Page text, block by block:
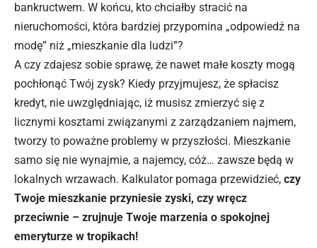
bankructwem. W końcu, kto chciałby stracić na
nieruchomości, która bardziej przypomina „odpowiedź na
modę” niż „mieszkanie dla ludzi”?
A czy zdajesz sobie sprawę, że nawet małe koszty mogą
pochłonąć Twój zysk? Kiedy przyjmujesz, że spłacisz
kredyt, nie uwzględniając, iż musisz zmierzyć się z
licznymi kosztami związanymi z zarządzaniem najmem,
tworzy to poważne problemy w przyszłości. Mieszkanie
samo się nie wynajmie, a najemcy, cóż… zawsze będą w
lokalnych wrzawach. Kalkulator pomaga przewidzieć, czy
Twoje mieszkanie przyniesie zyski, czy wręcz
przeciwnie – zrujnuje Twoje marzenia o spokojnej
emeryturze w tropikach!